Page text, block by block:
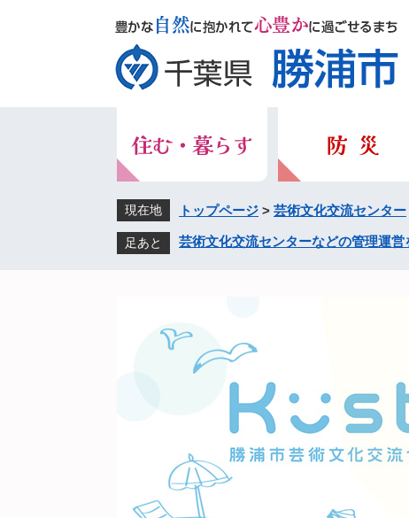
現在地 トップページ > 芸術文化交流センター
足あと 芸術文化交流センターなどの管理運